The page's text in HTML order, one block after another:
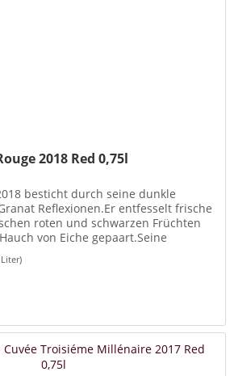
2018 Red 0,75l
besticht durch seine dunkle
Reflexionen.Er entfesselt frische
roten und schwarzen Früchten
von Eiche gepaart.Seine